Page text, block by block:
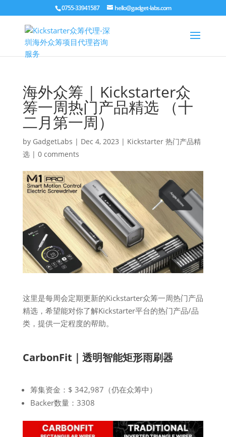
0755-33941587 hello@gadget-labs.com
海外众筹 | Kickstarter众
筹一周热门产品精选 （十
二月第一周）
by GadgetLabs | Dec 4, 2023 | Kickstarter 热门产品精
选| 0 comments
这里是每周会定期更新的Kickstarter众筹一周热门产品
精选，希望能对你了解Kickstarter平台的热门产品/品
类，提供一定程度的帮助。
CarbonFit｜透明智能矩形雨刷器
筹集资金：$ 342,987（仍在众筹中）
Backer数量：3308